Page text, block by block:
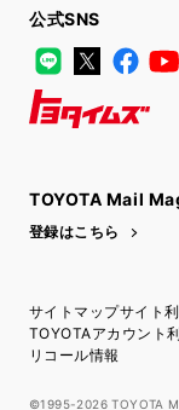
公式SNS
LINE
X
TOYOTA Mail
登録はこちら
サイトマップサイト
TOYOTAアカウント
リコール情報
©1995-2026 TOYOTA